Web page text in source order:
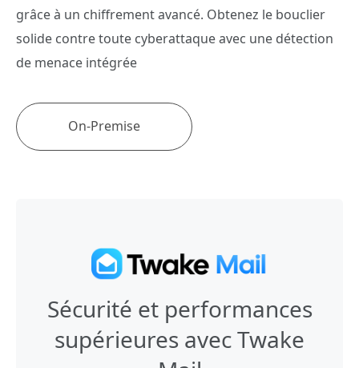
grâce à un chiffrement avancé. Obtenez le bouclier
solide contre toute cyberattaque avec une détection
de menace intégrée
On-Premise
Sécurité et performances
supérieures avec Twake